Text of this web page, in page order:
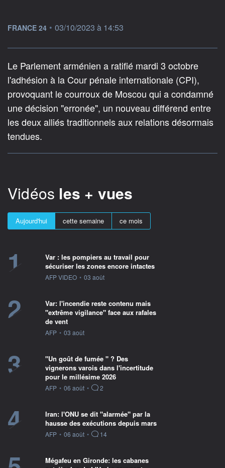
information fournie par
FRANCE 24 • 03/10/2023 à 14:53
Le Parlement arménien a ratifié mardi 3 octobre
l'adhésion à la Cour pénale internationale (CPI),
provoquant le courroux de Moscou qui a condamné
une décision "erronée", un nouveau différend entre
les deux alliés traditionnels aux relations désormais
tendues.
Vidéos les + vues
Aujourd'hui cette semaine ce mois
1
Var : les pompiers au travail pour
sécuriser les zones encore intactes
information fournie par
AFP VIDEO • 03 août
2
Var: l'incendie reste contenu mais
"extrême vigilance" face aux rafales
de vent
information fournie par
AFP • 03 août
3
"Un goût de fumée " ? Des
vignerons varois dans l'incertitude
pour le millésime 2026
information fournie par
AFP • 06 août • 2
4
Iran: l'ONU se dit "alarmée" par la
hausse des exécutions depuis mars
information fournie par
AFP • 06 août • 14
Mégafeu en Gironde: les cabanes